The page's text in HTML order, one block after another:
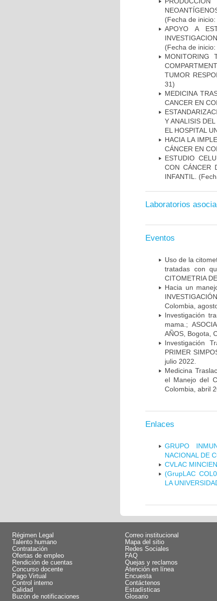
(Fecha de
APOYO A
(Fecha de
MONITORING
TUMOR
31)
MEDICINA
CANCER EN
Y ANALISIS
EL HOSPITAL
HACIA LA
CÁNCER EN
ESTUDIO
CON CÁNCER
INFANTIL.
Laboratorios
Eventos
Uso de la
tratadas con
CITOMETRIA
Hacia un
Colombia,
Investigación
mama.;
AÑOS, Bogota,
Investigación
PRIMER
julio 2022.
Medicina
el Manejo del
Colombia, abril
Enlaces
GRUPO
NACIONAL DE
CVLAC
(GrupLAC
LA
Régimen Legal
Talento humano
Contratación
Ofertas de empleo
Rendición de cuentas
Concurso docente
Pago Virtual
Control interno
Calidad
Buzón de notificaciones
Correo institucional
Mapa del sitio
Redes Sociales
FAQ
Quejas y reclamos
Atención en línea
Encuesta
Contáctenos
Estadísticas
Glosario